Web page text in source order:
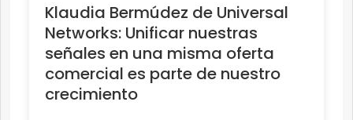
Klaudia Bermúdez de Universal
Networks: Unificar nuestras
señales en una misma oferta
comercial es parte de nuestro
crecimiento